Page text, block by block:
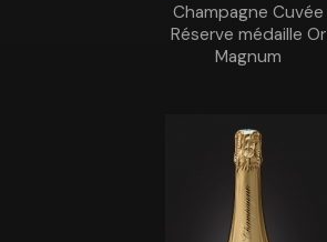
Champagne Cuvée
Réserve médaille Or
Magnum